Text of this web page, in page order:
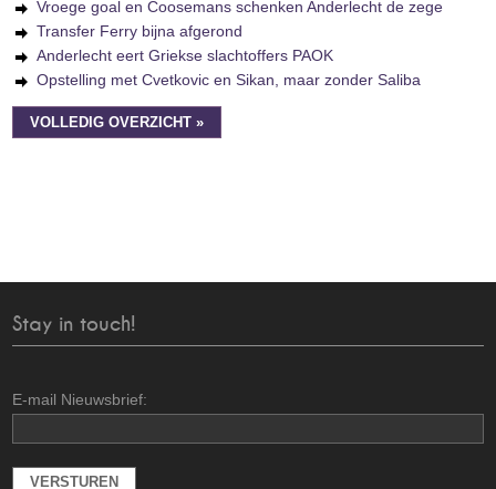
Vroege goal en Coosemans schenken Anderlecht de zege
Transfer Ferry bijna afgerond
Anderlecht eert Griekse slachtoffers PAOK
Opstelling met Cvetkovic en Sikan, maar zonder Saliba
VOLLEDIG OVERZICHT »
Stay in touch!
E-mail Nieuwsbrief: